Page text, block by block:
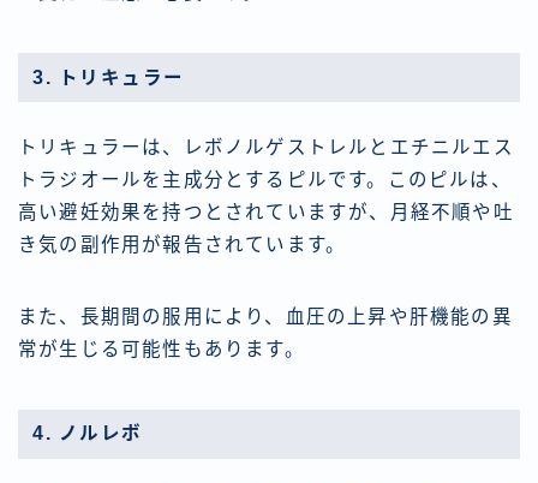
3. トリキュラー
トリキュラーは、レボノルゲストレルとエチニルエス
トラジオールを主成分とするピルです。このピルは、
高い避妊効果を持つとされていますが、月経不順や吐
き気の副作用が報告されています。
また、長期間の服用により、血圧の上昇や肝機能の異
常が生じる可能性もあります。
4. ノルレボ